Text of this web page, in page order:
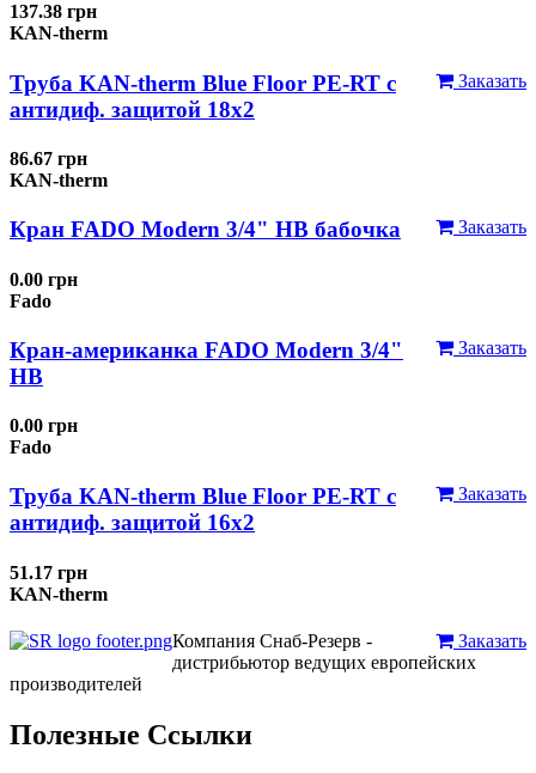
137.38 грн
KAN-therm
Заказать
Труба KAN-therm Blue Floor PE-RT с
антидиф. защитой 18х2
86.67 грн
KAN-therm
Заказать
Кран FADO Modern 3/4" НВ бабочка
0.00 грн
Fado
Заказать
Кран-американка FADO Modern 3/4"
НВ
0.00 грн
Fado
Заказать
Труба KAN-therm Blue Floor PE-RT с
антидиф. защитой 16х2
51.17 грн
KAN-therm
Заказать
Компания Снаб-Резерв -
дистрибьютор ведущих европейских
производителей
Полезные Ссылки